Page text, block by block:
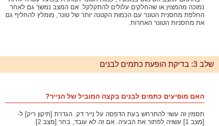
נמוכה מהמצוין או שהחלקים עלולים להתקלקל. אם המצב נמשך גם לאחר
החלפת מחסנית הטונר עם הכמות הקטנה יותר של טונר, מומלץ להחליף גם
את מחסניות הטונר האחרות.
שלב 3: בדיקת הופעת כתמים לבנים
האם מופיעים כתמים לבנים בקצה המוביל של הנייר?
תסמין זה עשוי להתרחש בעת הדפסה על נייר דק. הגדרת [תיקון ריק] ל-
[מצב 1] עשויה לפתור את הבעיה. אם זה לא עובד, בחר [מצב 2].